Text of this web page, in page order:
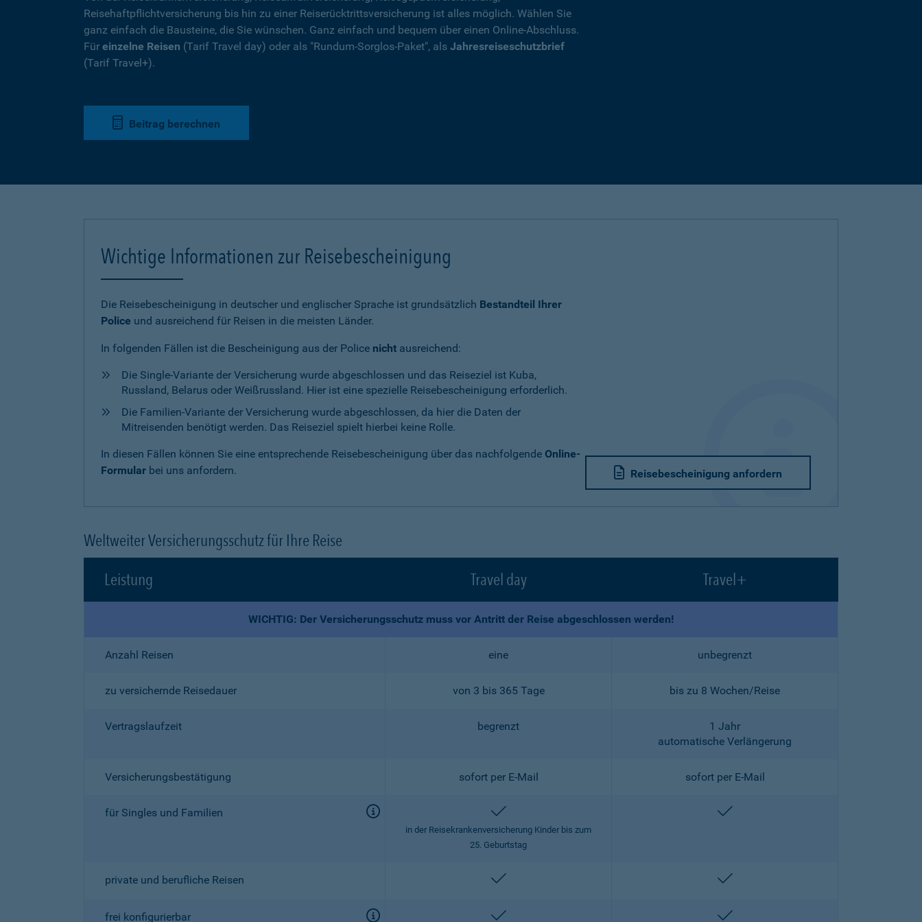
Reisehaftpflichtversicherung bis hin zu einer Reiserücktrittsversicherung ist alles möglich. Wählen Sie
ganz einfach die Bausteine, die Sie wünschen. Ganz einfach und bequem über einen Online-Abschluss.
Für einzelne Reisen (Tarif Travel day) oder als "Rundum-Sorglos-Paket", als Jahresreiseschutzbrief
(Tarif Travel+).
Beitrag berechnen
Wichtige Informationen zur Reisebescheinigung
Die Reisebescheinigung in deutscher und englischer Sprache ist grundsätzlich Bestandteil Ihrer
Police und ausreichend für Reisen in die meisten Länder.
In folgenden Fällen ist die Bescheinigung aus der Police nicht ausreichend:
Die Single-Variante der Versicherung wurde abgeschlossen und das Reiseziel ist Kuba,
Russland, Belarus oder Weißrussland. Hier ist eine spezielle Reisebescheinigung erforderlich.
Die Familien-Variante der Versicherung wurde abgeschlossen, da hier die Daten der
Mitreisenden benötigt werden. Das Reiseziel spielt hierbei keine Rolle.
In diesen Fällen können Sie eine entsprechende Reisebescheinigung über das nachfolgende Online-
Formular bei uns anfordern. Reisebescheinigung anfordern
Weltweiter Versicherungsschutz für Ihre Reise
Leistung
Travel day Travel+
WICHTIG: Der Versicherungsschutz muss vor Antritt der Reise abgeschlossen werden!
Anzahl Reisen eine unbegrenzt
zu versichernde Reisedauer von 3 bis 365 Tage bis zu 8 Wochen/Reise
Vertragslaufzeit begrenzt
1 Jahr
automatische Verlängerung
Versicherungsbestätigung sofort per E-Mail sofort per E-Mail
für Singles und Familien enthalten
in der Reisekrankenversicherung Kinder bis zum
25. Geburtstag
enthalten
private und berufliche Reisen enthalten enthalten
frei konfigurierbar enthalten enthalten